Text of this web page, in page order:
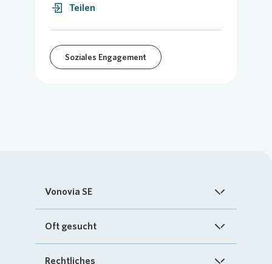
Teilen
Soziales Engagement
Vonovia SE
Startseite
Oft gesucht
FAQ
Rechtliches